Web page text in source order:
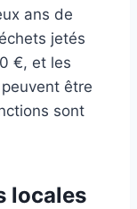
ans de
jetés
€, et les
être
sont
locales